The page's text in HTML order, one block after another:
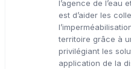
l’agence de l’eau
est d’aider les
territoire grâce à
privilégiant les
application de la